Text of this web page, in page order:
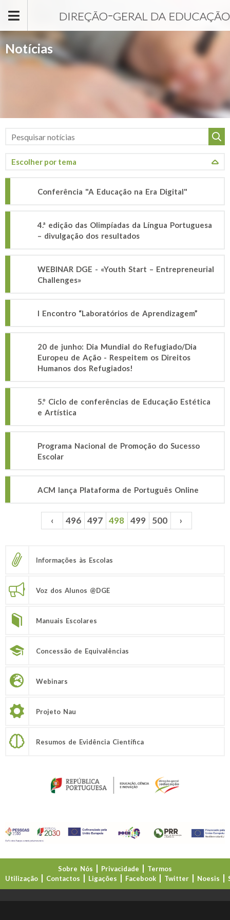
Notícias
Conferência "A Educação na Era Digital"
4.ª edição das Olimpíadas da Língua Portuguesa
– divulgação dos resultados
WEBINAR DGE - «Youth Start – Entrepreneurial
Challenges»
I Encontro “Laboratórios de Aprendizagem”
20 de junho: Dia Mundial do Refugiado/Dia
Europeu de Ação - Respeitem os Direitos
Humanos dos Refugiados!
5.º Ciclo de conferências de Educação Estética
e Artística
Programa Nacional de Promoção do Sucesso
Escolar
ACM lança Plataforma de Português Online
Páginas ‹ 496 497 498 499 500 ›
Informações às Escolas
Voz dos Alunos @DGE
Manuais Escolares
Concessão de Equivalências
Webinars
Projeto Nau
Resumos de Evidência Científica
Sobre Nós Privacidade
Termos
Utilização
Contactos Ligações Facebook Twitter Noesis